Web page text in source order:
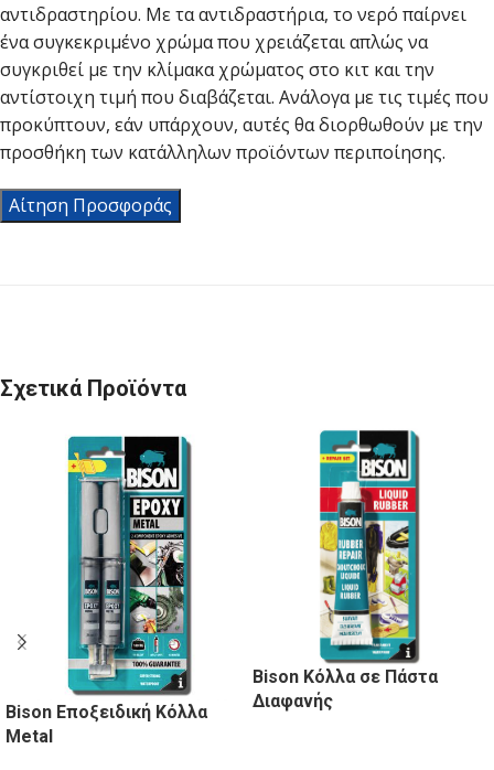
αντιδραστηρίου. Με τα αντιδραστήρια, το νερό παίρνει
ένα συγκεκριμένο χρώμα που χρειάζεται απλώς να
συγκριθεί με την κλίμακα χρώματος στο κιτ και την
αντίστοιχη τιμή που διαβάζεται. Ανάλογα με τις τιμές που
προκύπτουν, εάν υπάρχουν, αυτές θα διορθωθούν με την
προσθήκη των κατάλληλων προϊόντων περιποίησης.
Αίτηση Προσφοράς
Σχετικά Προϊόντα
Bison Εποξειδική Κόλλα
Metal
Bison Κόλλα σε Πάστα
Διαφανής